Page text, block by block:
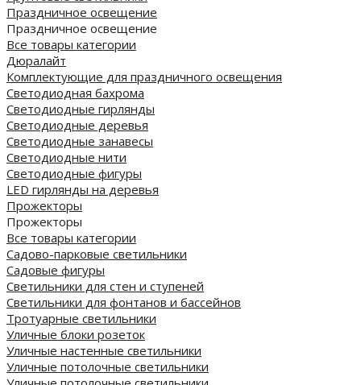
Праздничное освещение
Праздничное освещение
Все товары категории
Дюралайт
Комплектующие для праздничного освещения
Светодиодная бахрома
Светодиодные гирлянды
Светодиодные деревья
Светодиодные занавесы
Светодиодные нити
Светодиодные фигуры
LED гирлянды на деревья
Прожекторы
Прожекторы
Все товары категории
Садово-парковые светильники
Садовые фигуры
Светильники для стен и ступеней
Светильники для фонтанов и бассейнов
Тротуарные светильники
Уличные блоки розеток
Уличные настенные светильники
Уличные потолочные светильники